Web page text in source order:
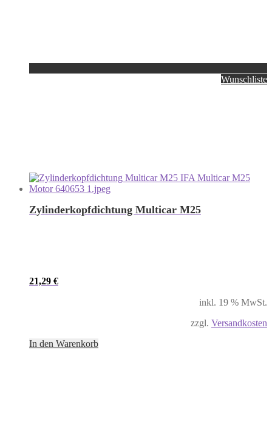
Wunschliste
Zylinderkopfdichtung Multicar M25
21,29 €
inkl. 19 % MwSt.
zzgl. Versandkosten
In den Warenkorb